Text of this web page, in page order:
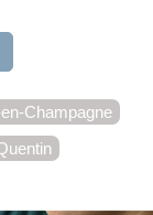
Champagne